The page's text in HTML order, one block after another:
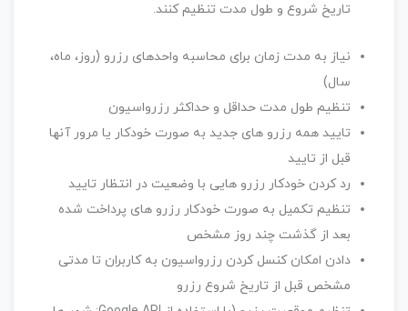
تاریخ شروع و طول مدت تنظیم کنند.
نیاز به مدت زمان برای محاسبه واحدهای رزرو (روز، ماه،
سال)
تنظیم طول مدت حداقل و حداکثر رزرواسیون
تایید همه رزرو های جدید به صورت خودکار یا مرور آنها
قبل از تایید
رد کردن خودکار رزرو هایی با وضعیت در انتظار تایید
تنظیم تکمیل به صورت خودکار رزرو های پرداخت شده
بعد از گذشت چند روز مشخص
دادن امکان کنسل کردن رزرواسیون به کاربران تا مدتی
مشخص قبل از تاریخ شروع رزرو